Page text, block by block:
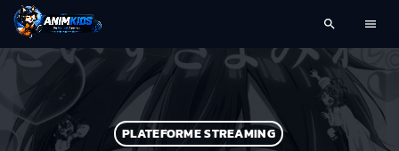
search menu
PLATEFORME STREAMING